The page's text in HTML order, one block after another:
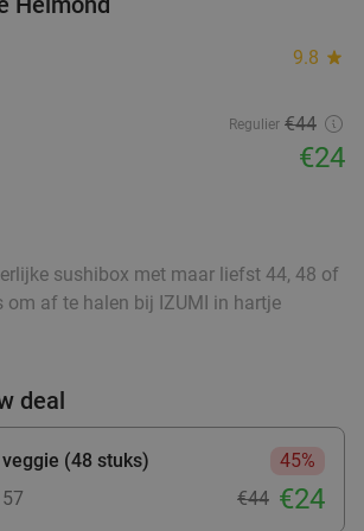
food
€29 ,95
28%
15 min.directions_car
,95
39%
Eindhoven
9.8 star
Regulier €44
€24
sushibox met maar liefst 44, 48 of
om af te halen bij IZUMI in hartje
deal
(48 stuks)
45%
€44 €24